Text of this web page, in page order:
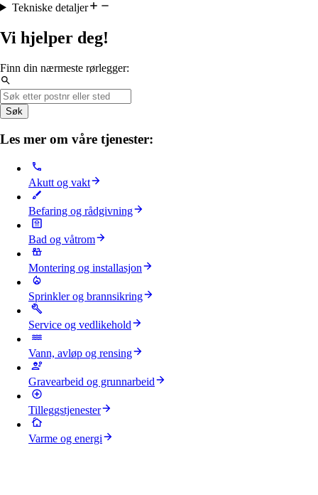
Tekniske detaljer
Vi hjelper deg!
Finn din nærmeste rørlegger:
Søk
Les mer om våre tjenester:
Akutt og vakt
Befaring og rådgivning
Bad og våtrom
Montering og installasjon
Sprinkler og brannsikring
Service og vedlikehold
Vann, avløp og rensing
Gravearbeid og grunnarbeid
Tilleggstjenester
Varme og energi